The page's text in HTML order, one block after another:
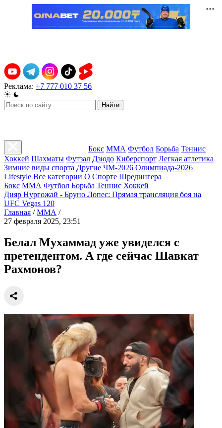
Реклама: +7 777 010 37 56
Найти
Бокс ММА Футбол Борьба Теннис
Хоккей Шахматы Футзал Дзюдо Киберспорт Легкая атлетика
Зимние виды спорта Другие ЧМ-2026 Олимпиада-2026
Lifestyle Все категории О Спорте Шредингера
Бокс ММА Футбол Борьба Теннис Хоккей
Дияр Нургожай - Бруно Лопес: Прямая трансляция боя на
UFC Vegas 120
Главная / ММА /
27 февраля 2025, 23:51
Белал Мухаммад уже увиделся с
претендентом. А где сейчас Шавкат
Рахмонов?